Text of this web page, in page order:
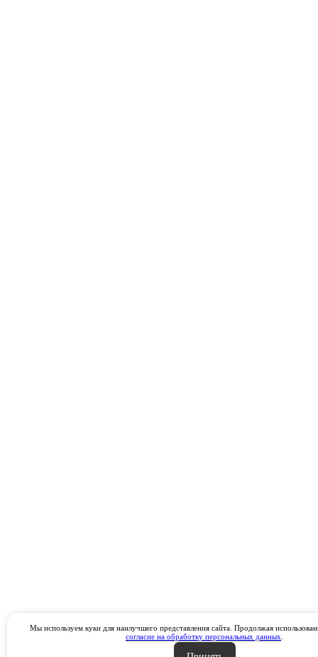
Мы используем куки для наилучшего представления сайта. Продолжая
согласие на обработку персональных данных